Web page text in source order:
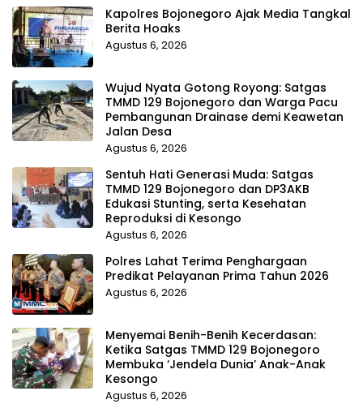
Kapolres Bojonegoro Ajak Media Tangkal
Berita Hoaks
Agustus 6, 2026
Wujud Nyata Gotong Royong: Satgas
TMMD 129 Bojonegoro dan Warga Pacu
Pembangunan Drainase demi Keawetan
Jalan Desa
Agustus 6, 2026
Sentuh Hati Generasi Muda: Satgas
TMMD 129 Bojonegoro dan DP3AKB
Edukasi Stunting, serta Kesehatan
Reproduksi di Kesongo
Agustus 6, 2026
Polres Lahat Terima Penghargaan
Predikat Pelayanan Prima Tahun 2026
Agustus 6, 2026
Menyemai Benih-Benih Kecerdasan:
Ketika Satgas TMMD 129 Bojonegoro
Membuka ‘Jendela Dunia’ Anak-Anak
Kesongo
Agustus 6, 2026